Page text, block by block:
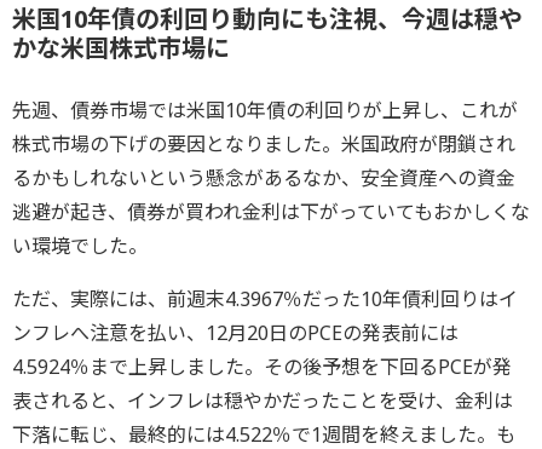
米国10年債の利回り動向にも注視、今週は穏や
かな米国株式市場に
先週、債券市場では米国10年債の利回りが上昇し、これが
株式市場の下げの要因となりました。米国政府が閉鎖され
るかもしれないという懸念があるなか、安全資産への資金
逃避が起き、債券が買われ金利は下がっていてもおかしくな
い環境でした。
ただ、実際には、前週末4.3967％だった10年債利回りはイ
ンフレへ注意を払い、12月20日のPCEの発表前には
4.5924％まで上昇しました。その後予想を下回るPCEが発
表されると、インフレは穏やかだったことを受け、金利は
下落に転じ、最終的には4.522％で1週間を終えました。も